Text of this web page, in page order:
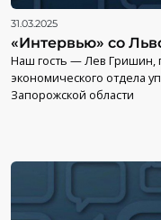
31.03.2025
«Интервью» со
Наш гость — Лев Гришин,
экономического отдела
Запорожской области